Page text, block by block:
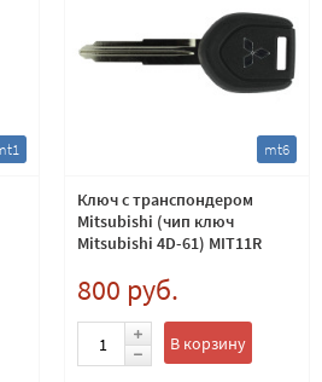
mt6
Ключ с транспондером
Mitsubishi (чип ключ
Mitsubishi 4D-61) MIT11R
800 руб.
В корзину